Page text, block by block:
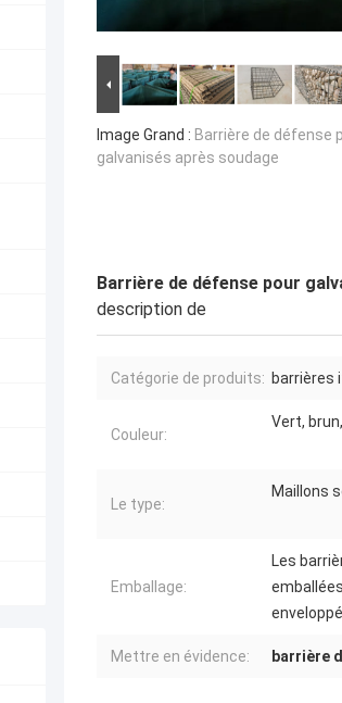
Image Grand : Barrière de défense
galvanisés après soudage
Barrière de défense pour
description de
Catégorie de produits: barrières
Couleur:
Vert,
Le type:
Maillons
Emballage:
Les
Mettre en évidence: barrière